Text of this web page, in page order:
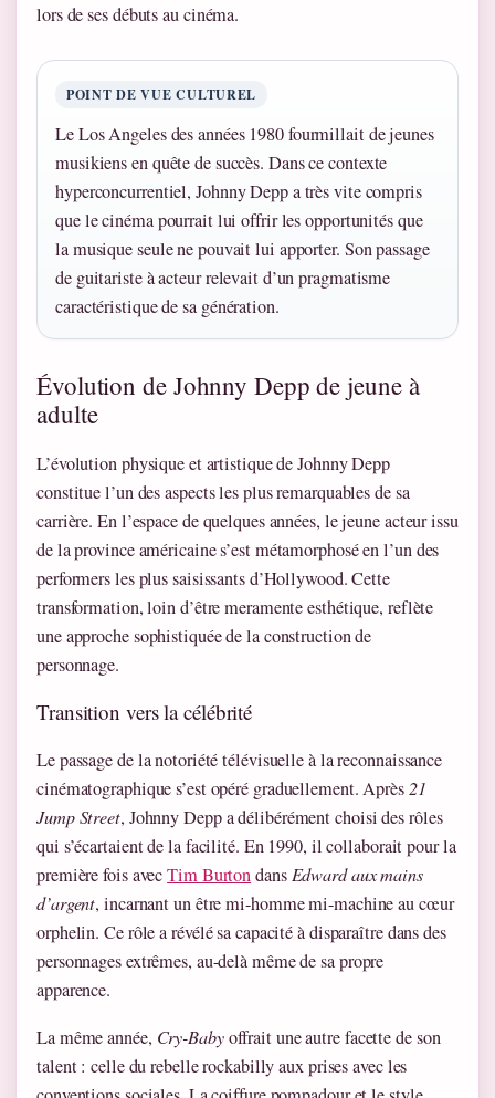
lors de ses débuts au cinéma.
POINT DE VUE CULTUREL
Le Los Angeles des années 1980 fourmillait de jeunes
musikiens en quête de succès. Dans ce contexte
hyperconcurrentiel, Johnny Depp a très vite compris
que le cinéma pourrait lui offrir les opportunités que
la musique seule ne pouvait lui apporter. Son passage
de guitariste à acteur relevait d’un pragmatisme
caractéristique de sa génération.
Évolution de Johnny Depp de jeune à
adulte
L’évolution physique et artistique de Johnny Depp
constitue l’un des aspects les plus remarquables de sa
carrière. En l’espace de quelques années, le jeune acteur issu
de la province américaine s’est métamorphosé en l’un des
performers les plus saisissants d’Hollywood. Cette
transformation, loin d’être meramente esthétique, reflète
une approche sophistiquée de la construction de
personnage.
Transition vers la célébrité
Le passage de la notoriété télévisuelle à la reconnaissance
cinématographique s’est opéré graduellement. Après 21
Jump Street, Johnny Depp a délibérément choisi des rôles
qui s’écartaient de la facilité. En 1990, il collaborait pour la
première fois avecTim Burtondans Edward aux mains
d’argent, incarnant un être mi-homme mi-machine au cœur
orphelin. Ce rôle a révélé sa capacité à disparaître dans des
personnages extrêmes, au-delà même de sa propre
apparence.
La même année, Cry-Babyoffrait une autre facette de son
talent : celle du rebelle rockabilly aux prises avec les